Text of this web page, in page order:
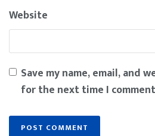
Website
Save my name, email, and
for the next time I